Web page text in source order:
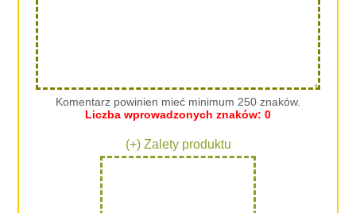
Komentarz powinien mieć minimum 250 znaków.
Liczba wprowadzonych znaków: 0
(+) Zalety produktu